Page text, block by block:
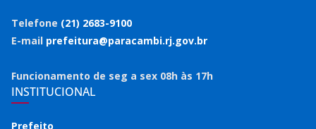
Telefone (21) 2683-9100
E-mail prefeitura@paracambi.rj.gov.br
Funcionamento de seg a sex 08h às 17h
INSTITUCIONAL
Prefeito